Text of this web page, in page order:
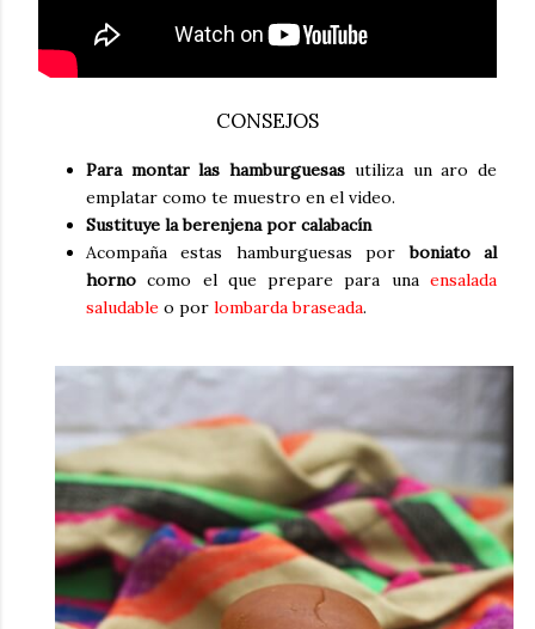
CONSEJOS
Para montar las hamburguesas utiliza un aro de
emplatar como te muestro en el video.
Sustituye la berenjena por calabacín
Acompaña estas hamburguesas porboniato al
horno como el que prepare para una ensalada
saludable o por lombarda braseada.